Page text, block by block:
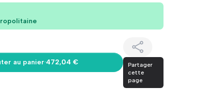
au panier·472,04 €
Partager
cette
page